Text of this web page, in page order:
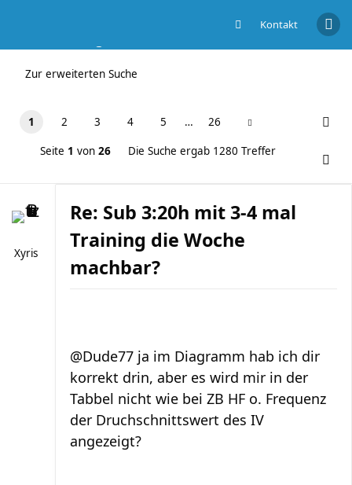
Kontakt
Zur erweiterten Suche
1 2 3 4 5 … 26
Seite 1 von 26 Die Suche ergab 1280 Treffer
Xyris
Re: Sub 3:20h mit 3-4 mal
Training die Woche
machbar?
@Dude77 ja im Diagramm hab ich dir
korrekt drin, aber es wird mir in der
Tabbel nicht wie bei ZB HF o. Frequenz
der Druchschnittswert des IV
angezeigt?